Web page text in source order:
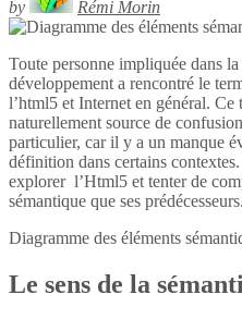
by Rémi Morin
Toute personne impliquée dans
développement a rencontré le
l’html5 et Internet en général.
naturellement source de
particulier, car il y a un manque
définition dans certains
explorer l’Html5 et tenter de
sémantique que ses prédécesseurs.
Diagramme des éléments
Le sens de la